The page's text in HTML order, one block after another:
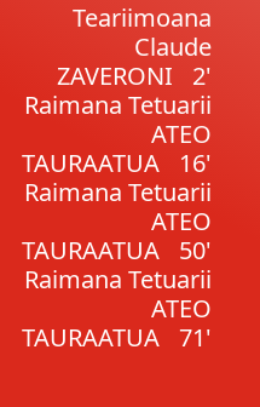
Teariimoana
Claude
ZAVERONI
2'
Raimana Tetuarii
ATEO
TAURAATUA
16'
Raimana Tetuarii
ATEO
TAURAATUA
50'
Raimana Tetuarii
ATEO
TAURAATUA
71'